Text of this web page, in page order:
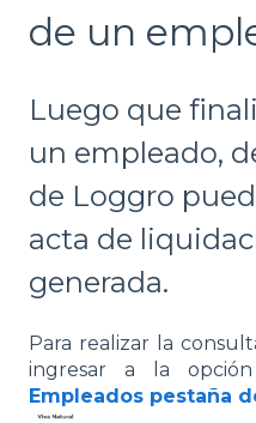
de un
Luego que
un empleado,
de Loggro
acta de
generada.
Para realizar la
ingresar a la
Empleados pestaña